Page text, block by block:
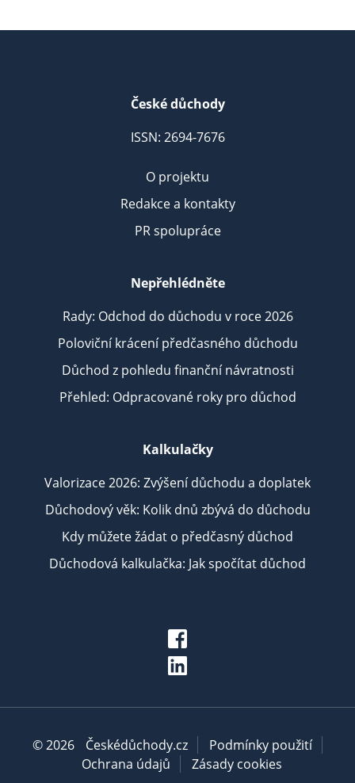
České důchody
ISSN: 2694-7676
O projektu
Redakce a kontakty
PR spolupráce
Nepřehlédněte
Rady: Odchod do důchodu v roce 2026
Poloviční krácení předčasného důchodu
Důchod z pohledu finanční návratnosti
Přehled: Odpracované roky pro důchod
Kalkulačky
Valorizace 2026: Zvýšení důchodu a doplatek
Důchodový věk: Kolik dnů zbývá do důchodu
Kdy můžete žádat o předčasný důchod
Důchodová kalkulačka: Jak spočítat důchod
© 2026 Českédůchody.cz
Podmínky použití
Ochrana údajů
Zásady cookies